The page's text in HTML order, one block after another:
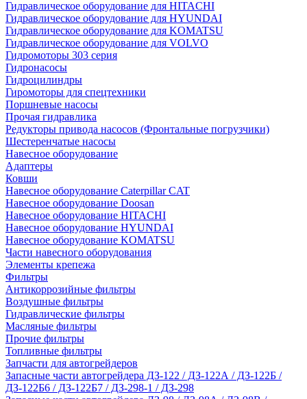
Гидравлическое оборудование для HITACHI
Гидравлическое оборудование для HYUNDAI
Гидравлическое оборудование для KOMATSU
Гидравлическое оборудование для VOLVO
Гидромоторы 303 серия
Гидронасосы
Гидроцилиндры
Гиромоторы для спецтехники
Поршневые насосы
Прочая гидравлика
Редукторы привода насосов (Фронтальные погрузчики)
Шестеренчатые насосы
Навесное оборудование
Адаптеры
Ковши
Навесное оборудование Caterpillar CAT
Навесное оборудование Doosan
Навесное оборудование HITACHI
Навесное оборудование HYUNDAI
Навесное оборудование KOMATSU
Части навесного оборудования
Элементы крепежа
Фильтры
Антикоррозийные фильтры
Воздушные фильтры
Гидравлические фильтры
Масляные фильтры
Прочие фильтры
Топливные фильтры
Запчасти для автогрейдеров
Запасные части автогрейдера ДЗ-122 / ДЗ-122А / ДЗ-122Б /
ДЗ-122Б6 / ДЗ-122Б7 / ДЗ-298-1 / ДЗ-298